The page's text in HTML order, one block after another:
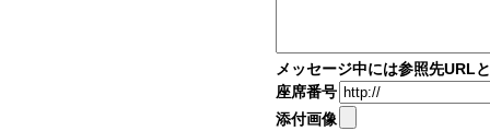
メッセージ中には参照先URL
座席番号
添付画像